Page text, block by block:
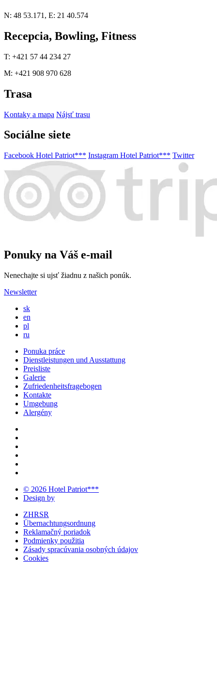
N: 48 53.171, E: 21 40.574
Recepcia, Bowling, Fitness
T: +421 57 44 234 27
M: +421 908 970 628
Trasa
Kontaky a mapa Nájsť trasu
Sociálne siete
Facebook Hotel Patriot*** Instagram Hotel Patriot*** Twitter
Ponuky na Váš e-mail
Nenechajte si ujsť žiadnu z našich ponúk.
Newsletter
sk
en
pl
ru
Ponuka práce
Dienstleistungen und Ausstattung
Preisliste
Galerie
Zufriedenheitsfragebogen
Kontakte
Umgebung
Alergény
© 2026 Hotel Patriot***
Design by
ZHRSR
Übernachtungsordnung
Reklamačný poriadok
Podmienky použitia
Zásady spracúvania osobných údajov
Cookies